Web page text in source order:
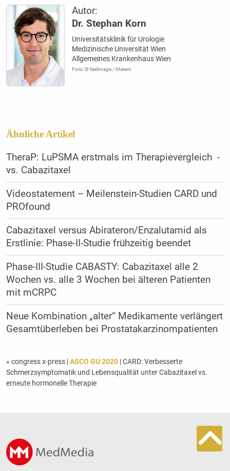
Autor:
Dr. Stephan Korn
Universitätsklinik für Urologie
Medizinische Universität Wien
Allgemeines Krankenhaus Wien
Foto: © feelimage / Matern
Ähnliche Artikel
TheraP: LuPSMA erstmals im Therapievergleich -
vs. Cabazitaxel
Videostatement – Meilen­stein-­Studien CARD und
PROfound
Cabazitaxel versus Abirateron/Enzalutamid als
Erstlinie: Phase-II-Studie frühzeitig beendet
Phase-III-Studie CABASTY: Cabazitaxel alle 2
Wochen vs. alle 3 Wochen bei älteren Patienten
mit mCRPC
Neue Kombination „alter“ Medikamente verlängert
Gesamtüberleben bei Prostatakarzinompatienten
« congress x-press |ASCO GU 2020| CARD: Verbesserte
Schmerzsymptomatik und Lebensqualität unter Cabazitaxel vs.
erneute hormonelle Therapie